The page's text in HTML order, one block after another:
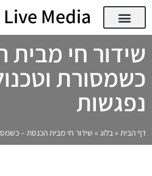
Live Media ישראל
שידור חי מבית
כשמסורת
נפגשות
דף הבית »בלוג » שידור חי מבית הכנסת –